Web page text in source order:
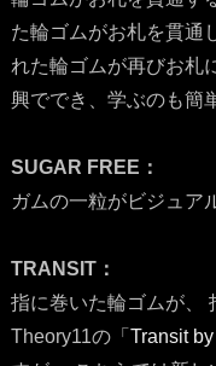
た輪ゴムがお札を貫通
れた輪ゴムが再びお札
興ででき、学ぶのも簡
SUGAR FREE：
ガムの一粒がビジュア
TRANSIT：
指に巻いた輪ゴムが、
Theory11の「 Transit